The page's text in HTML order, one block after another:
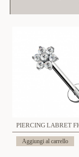
Aggiungi al carrello